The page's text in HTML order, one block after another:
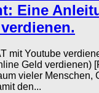
Eine
mit Youtube
Geld
vieler Menschen,
den...